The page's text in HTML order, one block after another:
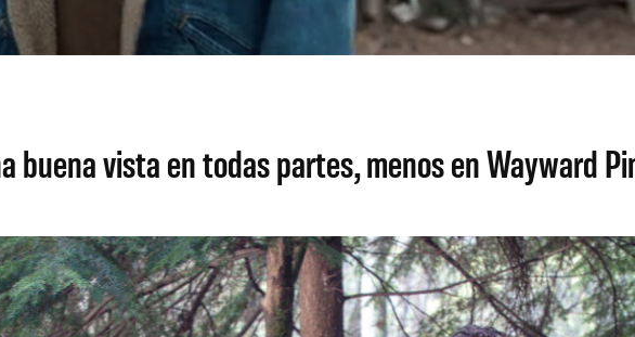
buena vista en todas partes, menos en Wayward